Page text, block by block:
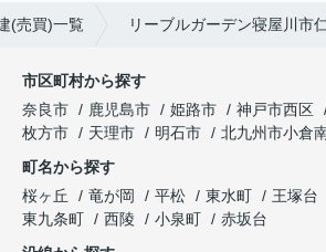
(売買)一覧 リーブルガーデン寝屋川市
市区町村から探す
奈良市
鹿児島市 姫路市 神戸市西区
枚方市
天理市 明石市 北九州市小倉
町名から探す
桜ヶ丘
竜が岡 平松 東水町 王塚台
東九条町
西陵 小泉町
赤坂台